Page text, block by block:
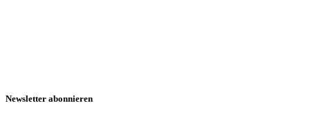
Newsletter abonnieren